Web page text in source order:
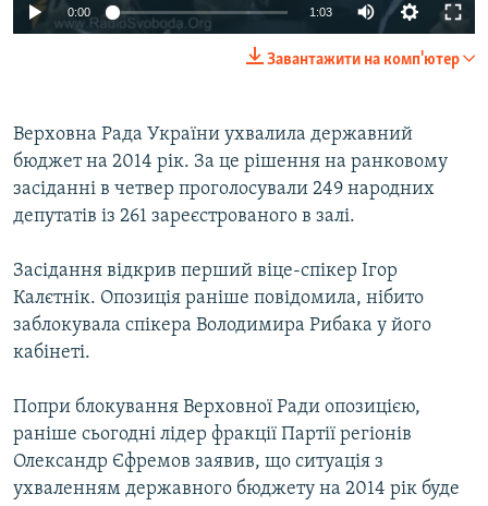
ВІДЕОУРОКИ «ELIFBE»
ІНФОГРАФІКА
Русский
ДОЛУЧАЙСЯ!
0:00 1:03
Завантажити на комп'ютер
Верховна Рада України ухвалила державний
бюджет на 2014 рік. За це рішення на ранковому
засіданні в четвер проголосували 249 народних
депутатів із 261 зареєстрованого в залі.
Засідання відкрив перший віце-спікер Ігор
Калєтнік. Опозиція раніше повідомила, нібито
заблокувала спікера Володимира Рибака у його
кабінеті.
Попри блокування Верховної Ради опозицією,
раніше сьогодні лідер фракції Партії регіонів
Олександр Єфремов заявив, що ситуація з
ухваленням державного бюджету на 2014 рік буде